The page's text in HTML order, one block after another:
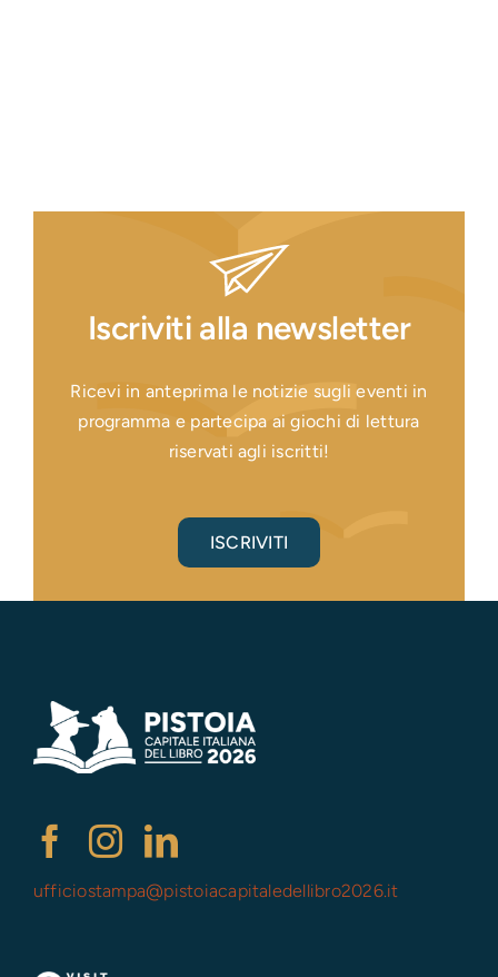
Iscriviti alla newsletter
Ricevi in anteprima le notizie sugli eventi in
programma e partecipa ai giochi di lettura
riservati agli iscritti!
ISCRIVITI
ufficiostampa@pistoiacapitaledellibro2026.it